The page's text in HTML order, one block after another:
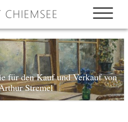
für den Kauf und Verkauf von
Stremel